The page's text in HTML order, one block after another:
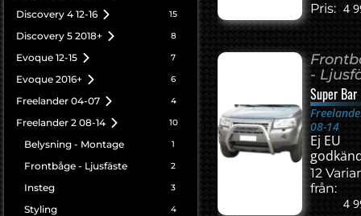
Discovery 4 12-16 15
Discovery 5 2018+ 8
Evoque 12-15 7
Evoque 2016+ 6
Freelander 04-07 4
Freelander 2 08-14 10
Belysning - Montage 1
Frontbåge - Ljusfäste 2
Insteg 3
Styling 4
Pris: 4
-
Super
08-14
Ej EU
12
från:
4